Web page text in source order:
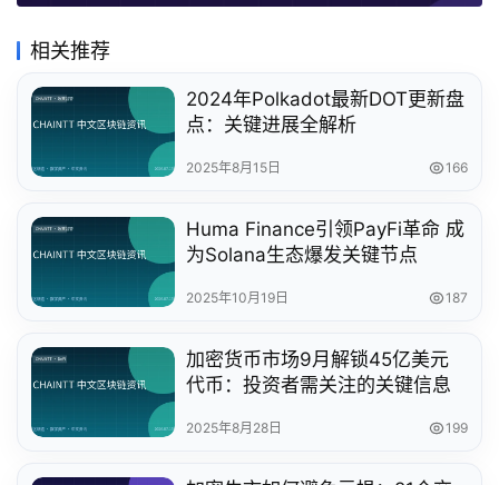
相关推荐
2024年Polkadot最新DOT更新盘
点：关键进展全解析
2025年8月15日 166
Huma Finance引领PayFi革命 成
为Solana生态爆发关键节点
2025年10月19日 187
加密货币市场9月解锁45亿美元
代币：投资者需关注的关键信息
2025年8月28日 199